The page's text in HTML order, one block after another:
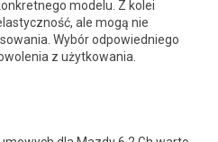
modelu. Z kolei
ale mogą nie
Wybór odpowiedniego
z użytkowania.